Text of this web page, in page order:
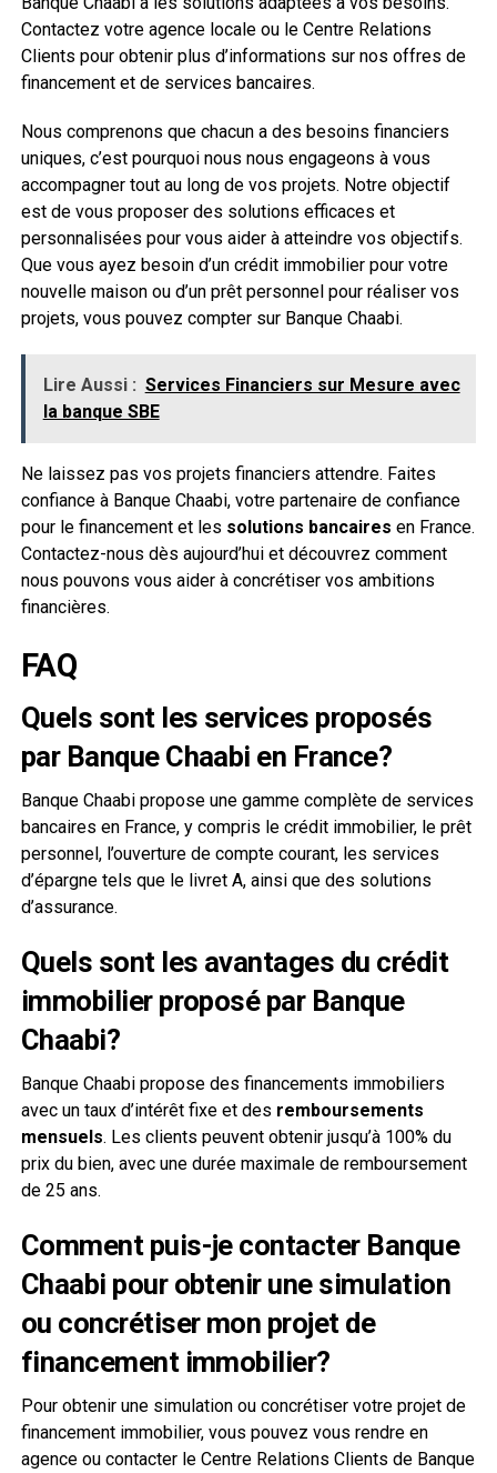
Contactez votre agence locale ou le Centre Relations
Clients pour obtenir plus d’informations sur nos offres de
financement et de services bancaires.
Nous comprenons que chacun a des besoins financiers
uniques, c’est pourquoi nous nous engageons à vous
accompagner tout au long de vos projets. Notre objectif
est de vous proposer des solutions efficaces et
personnalisées pour vous aider à atteindre vos objectifs.
Que vous ayez besoin d’un crédit immobilier pour votre
nouvelle maison ou d’un prêt personnel pour réaliser vos
projets, vous pouvez compter sur Banque Chaabi.
Lire Aussi : Services Financiers sur Mesure avec
la banque SBE
Ne laissez pas vos projets financiers attendre. Faites
confiance à Banque Chaabi, votre partenaire de confiance
pour le financement et les solutions bancaires en France.
Contactez-nous dès aujourd’hui et découvrez comment
nous pouvons vous aider à concrétiser vos ambitions
financières.
FAQ
Quels sont les services proposés
par Banque Chaabi en France?
Banque Chaabi propose une gamme complète de services
bancaires en France, y compris le crédit immobilier, le prêt
personnel, l’ouverture de compte courant, les services
d’épargne tels que le livret A, ainsi que des solutions
d’assurance.
Quels sont les avantages du crédit
immobilier proposé par Banque
Chaabi?
Banque Chaabi propose des financements immobiliers
avec un taux d’intérêt fixe et des remboursements
mensuels. Les clients peuvent obtenir jusqu’à 100% du
prix du bien, avec une durée maximale de remboursement
de 25 ans.
Comment puis-je contacter Banque
Chaabi pour obtenir une simulation
ou concrétiser mon projet de
financement immobilier?
Pour obtenir une simulation ou concrétiser votre projet de
financement immobilier, vous pouvez vous rendre en
agence ou contacter le Centre Relations Clients de Banque